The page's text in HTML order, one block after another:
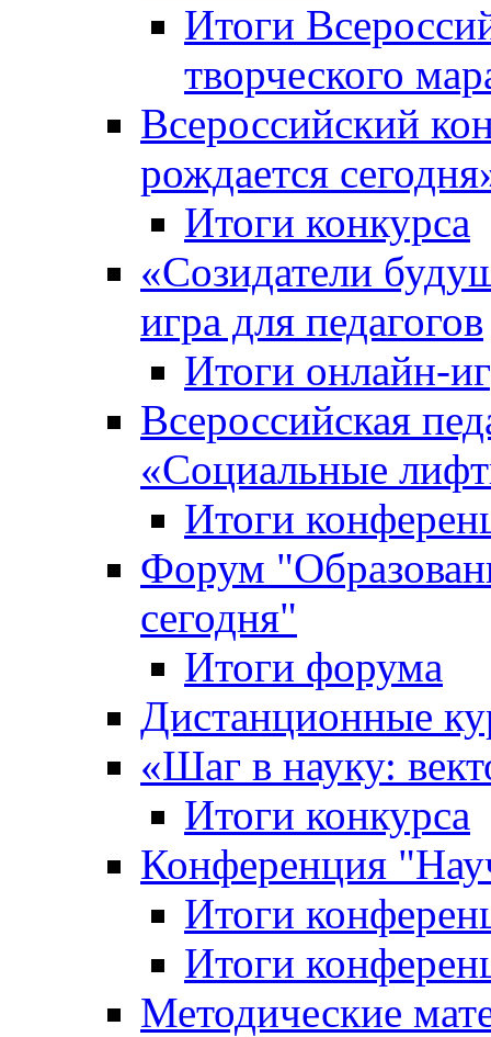
Итоги
творческого
Всероссийский
рождается
Итоги конкурса
«Cозидатели
игра для педагогов
Итоги онлайн-
Всероссийская
«Cоциальные
Итоги
Форум
сегодня"
Итоги форума
Дистанционные
«Шаг в науку:
Итоги конкурса
Конференция
Итоги
Итоги
Методические